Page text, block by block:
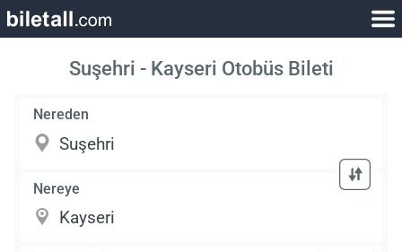
Suşehri - Kayseri Otobüs Bileti
Nereden
Nereye